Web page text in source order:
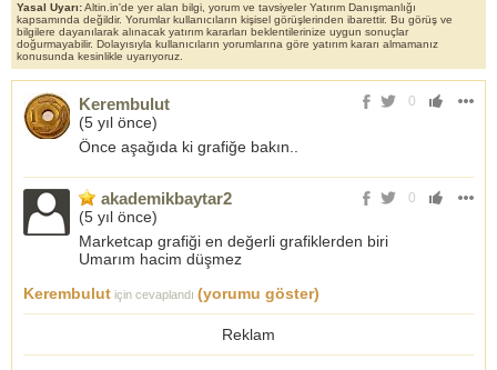
Yasal Uyarı:Altin.in'de yer alan bilgi, yorum ve tavsiyeler Yatırım Danışmanlığı
kapsamında değildir. Yorumlar kullanıcıların kişisel görüşlerinden ibarettir. Bu görüş ve
bilgilere dayanılarak alınacak yatırım kararları beklentilerinize uygun sonuçlar
doğurmayabilir. Dolayısıyla kullanıcıların yorumlarına göre yatırım kararı almamanız
konusunda kesinlikle uyarıyoruz.
0
Kerembulut
(5 yıl önce)
Önce aşağıda ki grafiğe bakın..
0
akademikbaytar2
(5 yıl önce)
Marketcap grafiği en değerli grafiklerden biri
Umarım hacim düşmez
Kerembulut için cevaplandı (yorumu göster)
Reklam